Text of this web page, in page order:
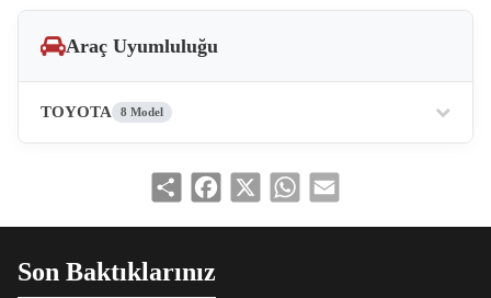
Araç Uyumluluğu
TOYOTA 8 Model
Share Facebook WhatsApp
Son Baktıklarınız